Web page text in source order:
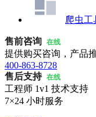
爬虫工
售前咨询 在线
提供购买咨询，产品
400-863-8728
售后支持 在线
工程师 1v1 技术支持
7×24 小时服务